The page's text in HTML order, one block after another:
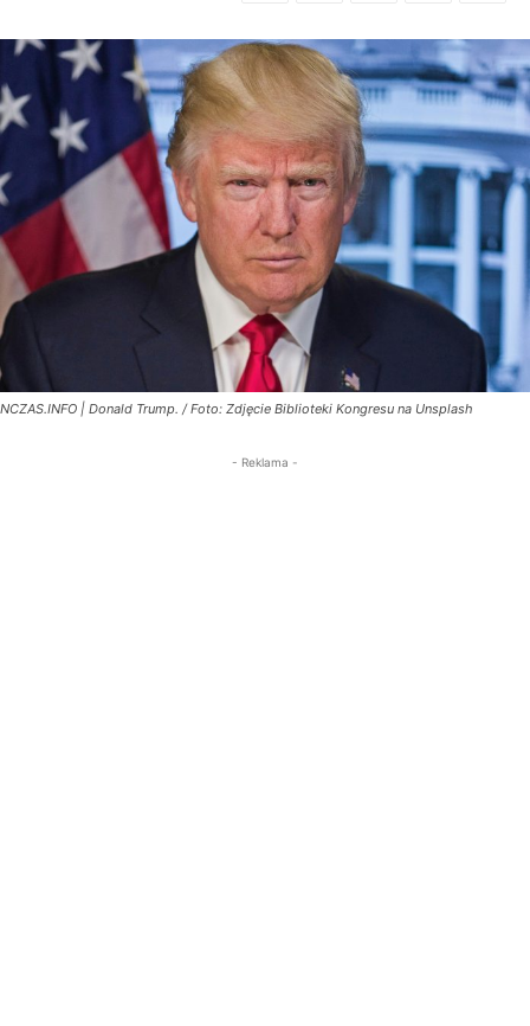
NCZAS.INFO | Donald Trump. / Foto: Zdjęcie Biblioteki Kongresu na Unsplash
- Reklama -